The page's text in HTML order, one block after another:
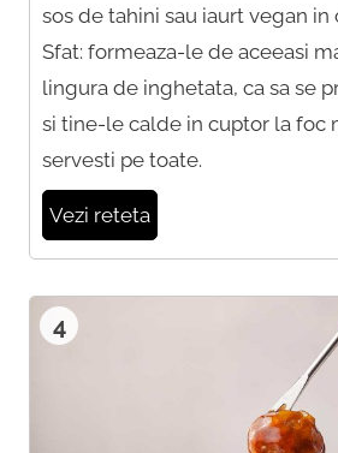
sos de tahini sau iaurt vegan in
Sfat: formeaza-le de aceeasi
lingura de inghetata, ca sa se
si tine-le calde in cuptor la foc
servesti pe toate.
Vezi reteta
4